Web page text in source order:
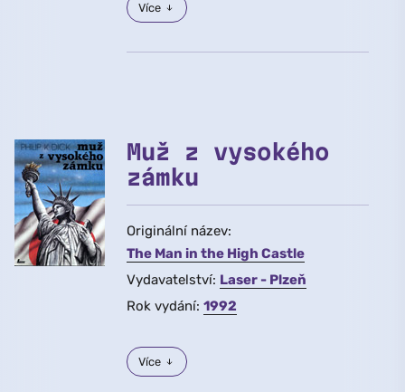
Více
Muž z vysokého
zámku
Originální název:
The Man in the High Castle
Vydavatelství: Laser - Plzeň
Rok vydání: 1992
Více